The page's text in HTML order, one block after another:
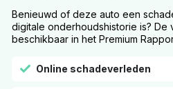
Benieuwd of deze auto een
digitale onderhoudshistorie is? De
beschikbaar in het Premium
Online schadeverleden